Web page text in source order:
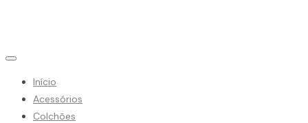
Início
Acessórios
Colchões